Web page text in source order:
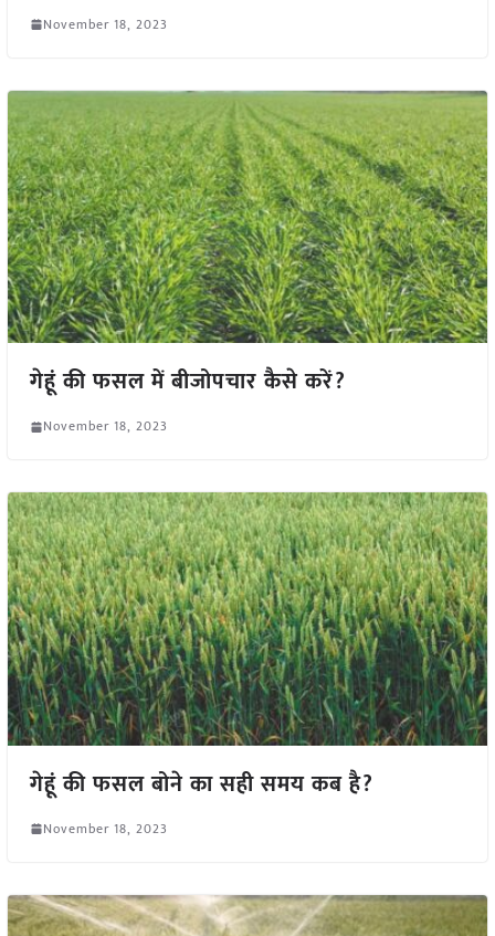
November 18, 2023
गेहूं की फसल में बीजोपचार कैसे करें?
November 18, 2023
गेहूं की फसल बोने का सही समय कब है?
November 18, 2023